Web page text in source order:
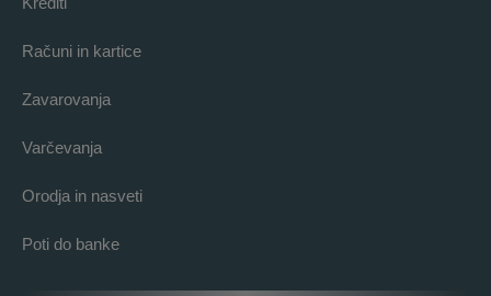
Računi in kartice
Zavarovanja
Varčevanja
Orodja in nasveti
Poti do banke